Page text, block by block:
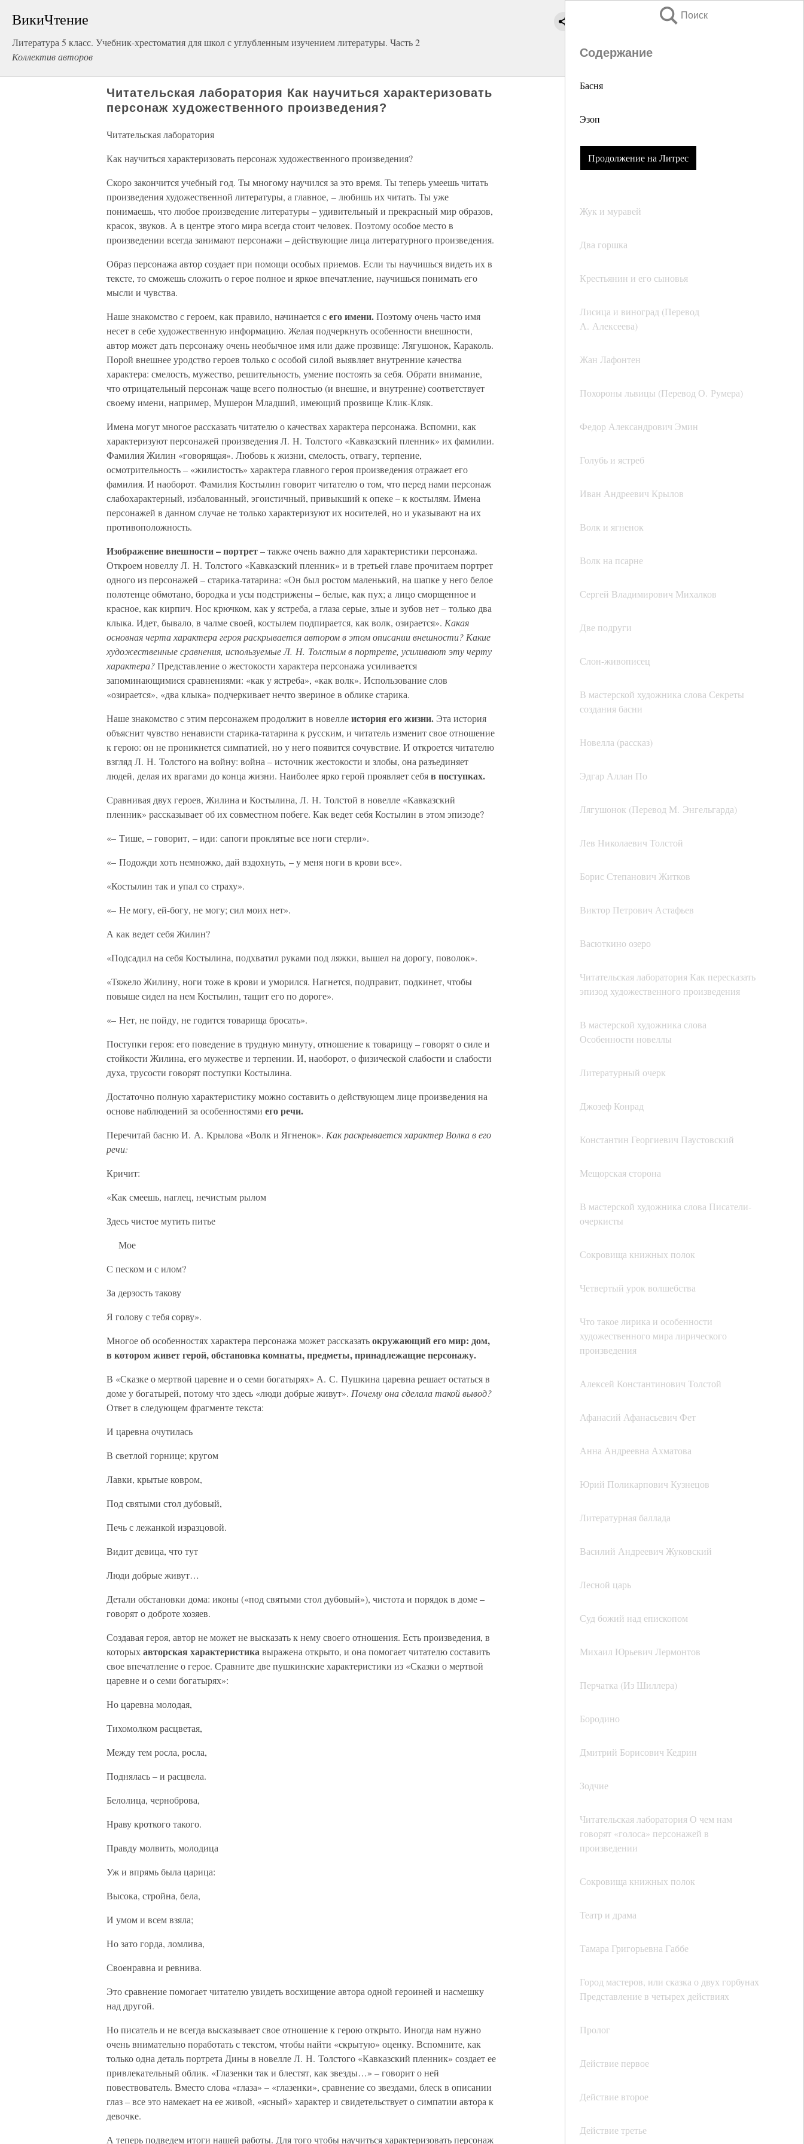
ВикиЧтение
Литература 5 класс. Учебник-хрестоматия для школ с углубленным изучением литературы. Часть 2
Коллектив авторов
Поиск
Содержание
Басня
Эзоп
Продолжение на Литрес
Жук и муравей
Два горшка
Крестьянин и его сыновья
Лисица и виноград (Перевод
А. Алексеева)
Жан Лафонтен
Похороны львицы (Перевод О. Румера)
Федор Александрович Эмин
Голубь и ястреб
Иван Андреевич Крылов
Волк и ягненок
Волк на псарне
Сергей Владимирович Михалков
Две подруги
Слон-живописец
В мастерской художника слова Секреты
создания басни
Новелла (рассказ)
Эдгар Аллан По
Лягушонок (Перевод М. Энгельгарда)
Лев Николаевич Толстой
Борис Степанович Житков
Виктор Петрович Астафьев
Васюткино озеро
Читательская лаборатория Как пересказать
эпизод художественного произведения
В мастерской художника слова
Особенности новеллы
Литературный очерк
Джозеф Конрад
Константин Георгиевич Паустовский
Мещорская сторона
В мастерской художника слова Писатели-
очеркисты
Сокровища книжных полок
Четвертый урок волшебства
Что такое лирика и особенности
художественного мира лирического
произведения
Алексей Константинович Толстой
Афанасий Афанасьевич Фет
Анна Андреевна Ахматова
Юрий Поликарпович Кузнецов
Литературная баллада
Василий Андреевич Жуковский
Лесной царь
Суд божий над епископом
Михаил Юрьевич Лермонтов
Перчатка (Из Шиллера)
Бородино
Дмитрий Борисович Кедрин
Зодчие
Читательская лаборатория О чем нам
говорят «голоса» персонажей в
произведении
Сокровища книжных полок
Театр и драма
Тамара Григорьевна Габбе
Город мастеров, или сказка о двух горбунах
Представление в четырех действиях
Пролог
Действие первое
Действие второе
Действие третье
Читательская лаборатория Как научиться характеризовать
персонаж художественного произведения?
Читательская лаборатория
Как научиться характеризовать персонаж художественного произведения?
Скоро закончится учебный год. Ты многому научился за это время. Ты теперь умеешь читать
произведения художественной литературы, а главное, – любишь их читать. Ты уже
понимаешь, что любое произведение литературы – удивительный и прекрасный мир образов,
красок, звуков. А в центре этого мира всегда стоит человек. Поэтому особое место в
произведении всегда занимают персонажи – действующие лица литературного произведения.
Образ персонажа автор создает при помощи особых приемов. Если ты научишься видеть их в
тексте, то сможешь сложить о герое полное и яркое впечатление, научишься понимать его
мысли и чувства.
Наше знакомство с героем, как правило, начинается сего имени.Поэтому очень часто имя
несет в себе художественную информацию. Желая подчеркнуть особенности внешности,
автор может дать персонажу очень необычное имя или даже прозвище: Лягушонок, Караколь.
Порой внешнее уродство героев только с особой силой выявляет внутренние качества
характера: смелость, мужество, решительность, умение постоять за себя. Обрати внимание,
что отрицательный персонаж чаще всего полностью (и внешне, и внутренне) соответствует
своему имени, например, Мушерон Младший, имеющий прозвище Клик-Кляк.
Имена могут многое рассказать читателю о качествах характера персонажа. Вспомни, как
характеризуют персонажей произведения Л. Н. Толстого «Кавказский пленник» их фамилии.
Фамилия Жилин «говорящая». Любовь к жизни, смелость, отвагу, терпение,
осмотрительность – «жилистость» характера главного героя произведения отражает его
фамилия. И наоборот. Фамилия Костылин говорит читателю о том, что перед нами персонаж
слабохарактерный, избалованный, эгоистичный, привыкший к опеке – к костылям. Имена
персонажей в данном случае не только характеризуют их носителей, но и указывают на их
противоположность.
Изображение внешности – портрет– также очень важно для характеристики персонажа.
Откроем новеллу Л. Н. Толстого «Кавказский пленник» и в третьей главе прочитаем портрет
одного из персонажей – старика-татарина: «Он был ростом маленький, на шапке у него белое
полотенце обмотано, бородка и усы подстрижены – белые, как пух; а лицо сморщенное и
красное, как кирпич. Нос крючком, как у ястреба, а глаза серые, злые и зубов нет – только два
клыка. Идет, бывало, в чалме своей, костылем подпирается, как волк, озирается». Какая
основная черта характера героя раскрывается автором в этом описании внешности? Какие
художественные сравнения, используемые Л. Н. Толстым в портрете, усиливают эту черту
характера?Представление о жестокости характера персонажа усиливается
запоминающимися сравнениями: «как у ястреба», «как волк». Использование слов
«озирается», «два клыка» подчеркивает нечто звериное в облике старика.
Наше знакомство с этим персонажем продолжит в новеллеистория его жизни. Эта история
объяснит чувство ненависти старика-татарина к русским, и читатель изменит свое отношение
к герою: он не проникнется симпатией, но у него появится сочувствие. И откроется читателю
взгляд Л. Н. Толстого на войну: война – источник жестокости и злобы, она разъединяет
людей, делая их врагами до конца жизни. Наиболее ярко герой проявляет себяв поступках.
Сравнивая двух героев, Жилина и Костылина, Л. Н. Толстой в новелле «Кавказский
пленник» рассказывает об их совместном побеге. Как ведет себя Костылин в этом эпизоде?
«– Тише, – говорит, – иди: сапоги проклятые все ноги стерли».
«– Подожди хоть немножко, дай вздохнуть, – у меня ноги в крови все».
«Костылин так и упал со страху».
«– Не могу, ей-богу, не могу; сил моих нет».
А как ведет себя Жилин?
«Подсадил на себя Костылина, подхватил руками под ляжки, вышел на дорогу, поволок».
«Тяжело Жилину, ноги тоже в крови и уморился. Нагнется, подправит, подкинет, чтобы
повыше сидел на нем Костылин, тащит его по дороге».
«– Нет, не пойду, не годится товарища бросать».
Поступки героя: его поведение в трудную минуту, отношение к товарищу – говорят о силе и
стойкости Жилина, его мужестве и терпении. И, наоборот, о физической слабости и слабости
духа, трусости говорят поступки Костылина.
Достаточно полную характеристику можно составить о действующем лице произведения на
основе наблюдений за особенностями его речи.
Перечитай басню И. А. Крылова «Волк и Ягненок». Как раскрывается характер Волка в его
речи:
Кричит:
«Как смеешь, наглец, нечистым рылом
Здесь чистое мутить питье
Мое
С песком и с илом?
За дерзость такову
Я голову с тебя сорву».
Многое об особенностях характера персонажа может рассказатьокружающий его мир: дом,
в котором живет герой, обстановка комнаты, предметы, принадлежащие персонажу.
В «Сказке о мертвой царевне и о семи богатырях» А. С. Пушкина царевна решает остаться в
доме у богатырей, потому что здесь «люди добрые живут». Почему она сделала такой вывод?
Ответ в следующем фрагменте текста:
И царевна очутилась
В светлой горнице; кругом
Лавки, крытые ковром,
Под святыми стол дубовый,
Печь с лежанкой изразцовой.
Видит девица, что тут
Люди добрые живут…
Детали обстановки дома: иконы («под святыми стол дубовый»), чистота и порядок в доме –
говорят о доброте хозяев.
Создавая героя, автор не может не высказать к нему своего отношения. Есть произведения, в
которыхавторская характеристикавыражена открыто, и она помогает читателю составить
свое впечатление о герое. Сравните две пушкинские характеристики из «Сказки о мертвой
царевне и о семи богатырях»:
Но царевна молодая,
Тихомолком расцветая,
Между тем росла, росла,
Поднялась – и расцвела.
Белолица, черноброва,
Нраву кроткого такого.
Правду молвить, молодица
Уж и впрямь была царица:
Высока, стройна, бела,
И умом и всем взяла;
Но зато горда, ломлива,
Своенравна и ревнива.
Это сравнение помогает читателю увидеть восхищение автора одной героиней и насмешку
над другой.
Но писатель и не всегда высказывает свое отношение к герою открыто. Иногда нам нужно
очень внимательно поработать с текстом, чтобы найти «скрытую» оценку. Вспомните, как
только одна деталь портрета Дины в новелле Л. Н. Толстого «Кавказский пленник» создает ее
привлекательный облик. «Глазенки так и блестят, как звезды…» – говорит о ней
повествователь. Вместо слова «глаза» – «глазенки», сравнение со звездами, блеск в описании
глаз – все это намекает на ее живой, «ясный» характер и свидетельствует о симпатии автора к
девочке.
А теперь подведем итоги нашей работы. Для того чтобы научиться характеризовать персонаж